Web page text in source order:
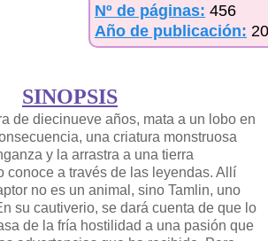
Nº de páginas: 456
Año de publicación:
SINOPSIS
de diecinueve años, mata a un lobo en
una criatura monstruosa
y la arrastra a una tierra
conoce a través de las leyendas. Allí
no es un animal, sino Tamlin, uno
su cautiverio, se dará cuenta de que lo
de la fría hostilidad a una pasión que